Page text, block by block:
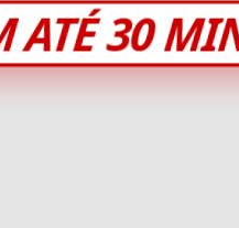
ATÉ 30